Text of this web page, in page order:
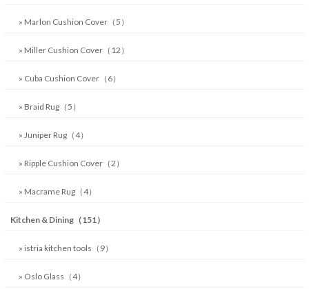
» Marlon Cushion Cover（5）
» Miller Cushion Cover（12）
» Cuba Cushion Cover（6）
» Braid Rug（5）
» Juniper Rug（4）
» Ripple Cushion Cover（2）
» Macrame Rug（4）
Kitchen & Dining（151）
» istria kitchen tools（9）
» Oslo Glass（4）